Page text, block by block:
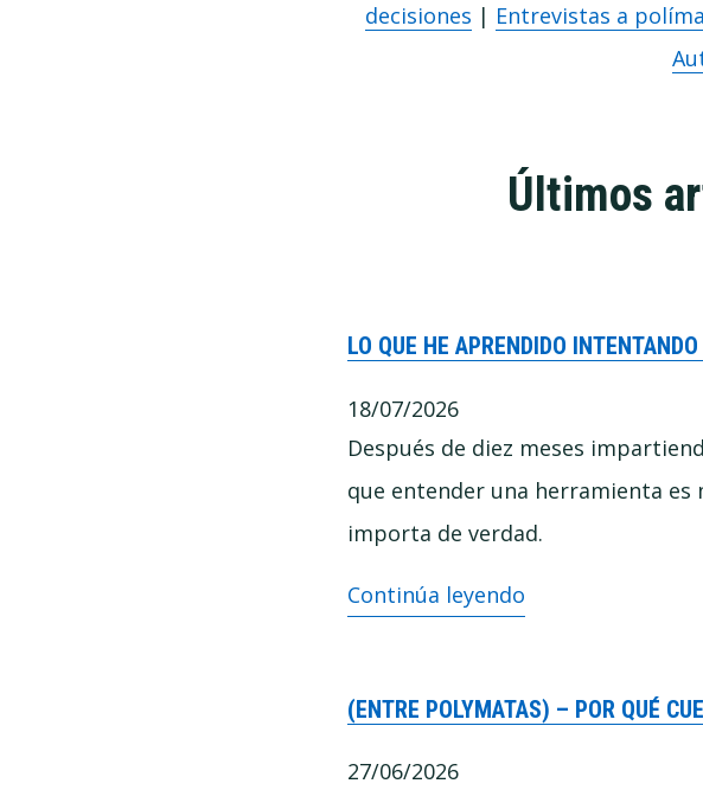
decisiones | Entrevistas a
Últimos
LO QUE HE APRENDIDO
18/07/2026
Después de diez meses
que entender una herramienta es
importa de verdad.
Continúa leyendo
Lo
aprendido
intentando
(ENTRE POLYMATAS) – POR QUÉ
27/06/2026